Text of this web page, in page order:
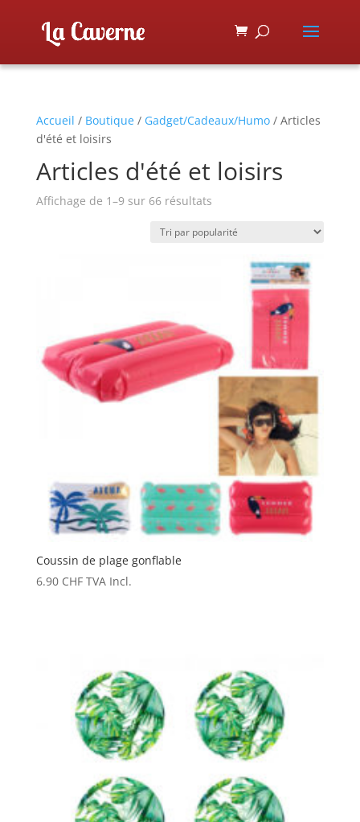
Accueil / Boutique/ Gadget/Cadeaux/Humo/ Articles
d'été et loisirs
Articles d'été et loisirs
Affichage de 1–9 sur 66 résultats
Coussin de plage gonflable
6.90 CHF TVA Incl.